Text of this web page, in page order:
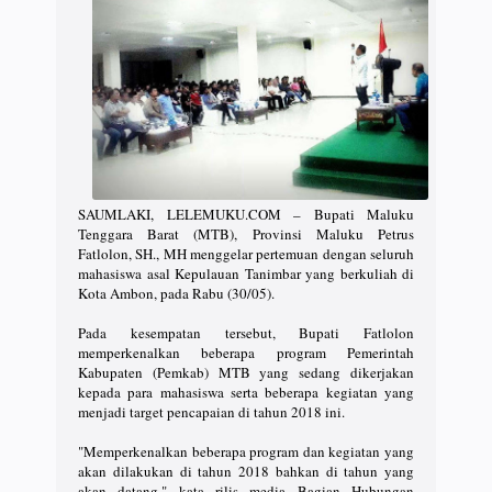
SAUMLAKI, LELEMUKU.COM – Bupati Maluku
Tenggara Barat (MTB), Provinsi Maluku Petrus
Fatlolon, SH., MH menggelar pertemuan dengan seluruh
mahasiswa asal Kepulauan Tanimbar yang berkuliah di
Kota Ambon, pada Rabu (30/05).
Pada kesempatan tersebut, Bupati Fatlolon
memperkenalkan beberapa program Pemerintah
Kabupaten (Pemkab) MTB yang sedang dikerjakan
kepada para mahasiswa serta beberapa kegiatan yang
menjadi target pencapaian di tahun 2018 ini.
"Memperkenalkan beberapa program dan kegiatan yang
akan dilakukan di tahun 2018 bahkan di tahun yang